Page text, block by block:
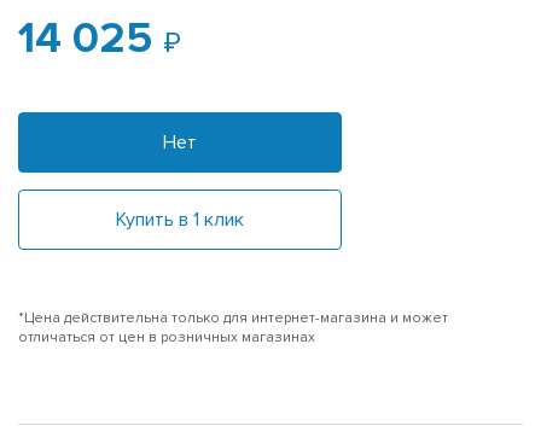
14 025
Нет
Купить в 1 клик
*Цена действительна только для интернет-магазина и может
отличаться от цен в розничных магазинах